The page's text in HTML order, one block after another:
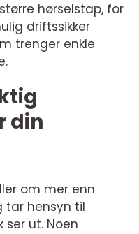
hørselstap, for
driftssikker
trenger enkle
din
om mer enn
tar hensyn til
ut. Noen